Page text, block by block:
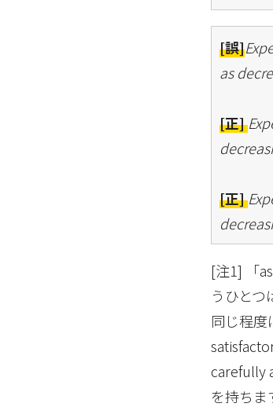
[誤]
as
[正]
[正]
[注1] 「
うひと
同じ程
carefully
を持ち